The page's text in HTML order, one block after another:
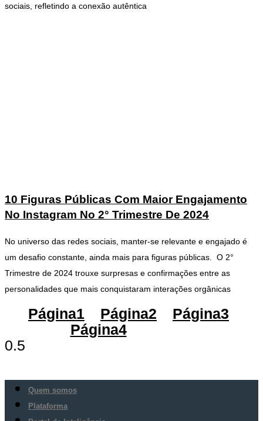
sociais, refletindo a conexão autêntica
10 Figuras Públicas Com Maior Engajamento
No Instagram No 2° Trimestre De 2024
No universo das redes sociais, manter-se relevante e engajado é
um desafio constante, ainda mais para figuras públicas. O 2°
Trimestre de 2024 trouxe surpresas e confirmações entre as
personalidades que mais conquistaram interações orgânicas
Página1 Página2 Página3
Página4
Quem somos
Plataforma